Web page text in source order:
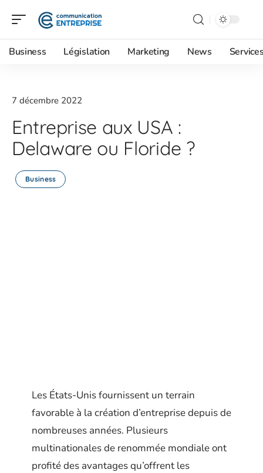
Business Législation Marketing News
7 décembre 2022
Entreprise aux USA :
Delaware ou Floride ?
Business
Les États-Unis fournissent un terrain
favorable à la création d’entreprise depuis de
nombreuses années. Plusieurs
multinationales de renommée mondiale ont
profité des avantages qu’offrent les